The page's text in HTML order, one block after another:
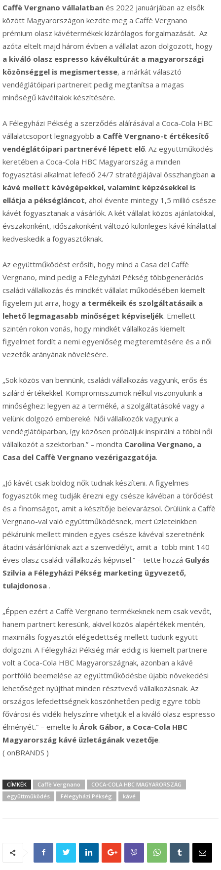
Caffè Vergnano vállalatban és 2022 januárjában az elsők
között Magyarországon kezdte meg a Caffè Vergnano
prémium olasz kávétermékek kizárólagos forgalmazását. Az
azóta eltelt majd három évben a vállalat azon dolgozott, hogy
a kiváló olasz espresso kávékultúrát a magyarországi
közönséggel is megismertesse, a márkát választó
vendéglátóipari partnereit pedig megtanítsa a magas
minőségű kávéitalok készítésére.
A Félegyházi Pékség a szerződés aláírásával a Coca-Cola HBC
vállalatcsoport legnagyobb a Caffè Vergnano-t értékesítő
vendéglátóipari partnerévé lépett elő. Az együttműködés
keretében a Coca-Cola HBC Magyarország a minden
fogyasztási alkalmat lefedő 24/7 stratégiájával összhangban a
kávé mellett kávégépekkel, valamint képzésekkel is
ellátja a pékségláncot, ahol évente mintegy 1,5 millió csésze
kávét fogyasztanak a vásárlók. A két vállalat közös ajánlatokkal,
évszakonként, időszakonként változó különleges kávé kínálattal
kedveskedik a fogyasztóknak.
Az együttműködést erősíti, hogy mind a Casa del Caffè
Vergnano, mind pedig a Félegyházi Pékség többgenerációs
családi vállalkozás és mindkét vállalat működésében kiemelt
figyelem jut arra, hogy a termékeik és szolgáltatásaik a
lehető legmagasabb minőséget képviseljék. Emellett
szintén rokon vonás, hogy mindkét vállalkozás kiemelt
figyelmet fordít a nemi egyenlőség megteremtésére és a női
vezetők arányának növelésére.
„Sok közös van bennünk, családi vállalkozás vagyunk, erős és
szilárd értékekkel. Kompromisszumok nélkül viszonyulunk a
minőséghez: legyen az a terméké, a szolgáltatásoké vagy a
velünk dolgozó embereké. Női vállalkozók vagyunk a
vendéglátóiparban, így közösen próbáljuk inspirálni a többi női
vállalkozót a szektorban.” – mondta Carolina Vergnano, a
Casa del Caffè Vergnano vezérigazgatója.
„Jó kávét csak boldog nők tudnak készíteni. A figyelmes
fogyasztók meg tudják érezni egy csésze kávéban a törődést
és a finomságot, amit a készítője belevarázsol. Örülünk a Caffè
Vergnano-val való együttműködésnek, mert üzleteinkben
pékáruink mellett minden egyes csésze kávéval szeretnénk
átadni vásárlóinknak azt a szenvedélyt, amit a több mint 140
éves olasz családi vállalkozás képvisel.” – tette hozzá Gulyás
Szilvia a Félegyházi Pékség marketing ügyvezető,
tulajdonosa .
„Éppen ezért a Caffè Vergnano termékeknek nem csak vevőt,
hanem partnert keresünk, akivel közös alapértékek mentén,
maximális fogyasztói elégedettség mellett tudunk együtt
dolgozni. A Félegyházi Pékség már eddig is kiemelt partnere
volt a Coca-Cola HBC Magyarországnak, azonban a kávé
portfólió beemelése az együttműködésbe újabb növekedési
lehetőséget nyújthat minden résztvevő vállalkozásnak. Az
országos lefedettségnek köszönhetően pedig egyre több
fővárosi és vidéki helyszínre vihetjük el a kiváló olasz espresso
élményét.” – emelte ki Árok Gábor, a Coca-Cola HBC
Magyarország kávé üzletágának vezetője.
( onBRANDS )
CÍMKÉK Caffè Vergnano
COCA-COLA HBC MAGYARORSZÁG
együttműködés
Félegyházi Pékség kávé